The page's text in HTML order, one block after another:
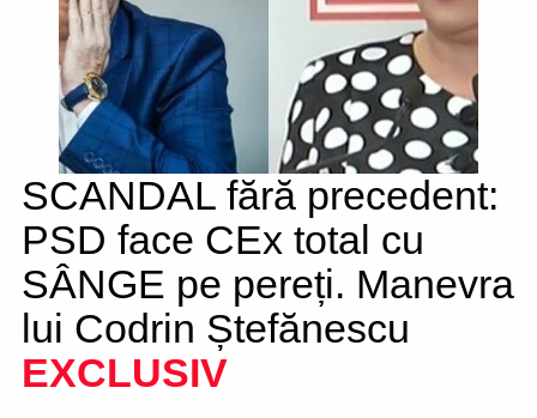
SCANDAL fără precedent:
PSD face CEx total cu
SÂNGE pe pereți. Manevra
lui Codrin Ștefănescu
EXCLUSIV